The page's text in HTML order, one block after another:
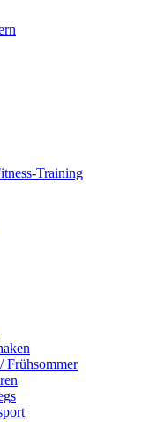
Training
Frühsommer